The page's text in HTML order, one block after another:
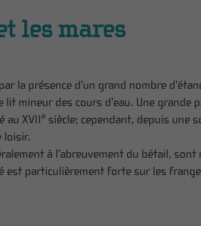
les mares
la présence d’un grand nombre
mineur des cours d’eau. Une grande
au XVII e siècle; cependant, depuis une
loisir.
à l’abreuvement du bétail, sont
est particulièrement forte sur les